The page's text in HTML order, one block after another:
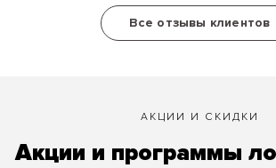
Все отзывы клиентов
АКЦИИ И СКИДКИ
Акции и программы